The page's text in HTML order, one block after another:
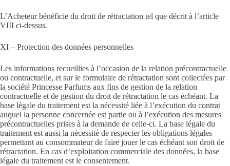
L’Acheteur bénéficie du droit de rétractation tel que décrit à l’article
VIII ci-dessus.
XI – Protection des données personnelles
Les informations recueillies à l’occasion de la relation précontractuelle
ou contractuelle, et sur le formulaire de rétractation sont collectées par
la société Princesse Parfums aux fins de gestion de la relation
contractuelle et de gestion du droit de rétractation le cas échéant. La
base légale du traitement est la nécessité liée à l’exécution du contrat
auquel la personne concernée est partie ou à l’exécution des mesures
précontractuelles prises à la demande de celle-ci. La base légale du
traitement est aussi la nécessité de respecter les obligations légales
permettant au consommateur de faire jouer le cas échéant son droit de
rétractation. En cas d’exploitation commerciale des données, la base
légale du traitement est le consentement.